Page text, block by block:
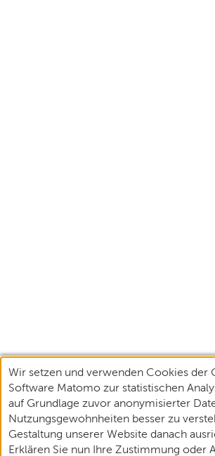
Wir setzen und verwenden Cookies der
Software Matomo zur statistischen
auf Grundlage zuvor anonymisierter
Nutzungsgewohnheiten besser zu
Gestaltung unserer Website danach
Erklären Sie nun Ihre Zustimmung oder